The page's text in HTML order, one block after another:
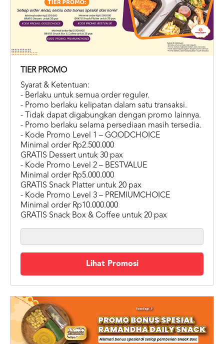
TIER PROMO
Syarat & Ketentuan:
- Berlaku untuk semua order reguler.
- Promo berlaku kelipatan dalam satu transaksi.
- Tidak dapat digabungkan dengan promo lainnya.
- Promo berlaku selama persediaan masih tersedia.
- Kode Promo Level 1 – GOODCHOICE
Minimal order Rp2.500.000
GRATIS Dessert untuk 30 pax
- Kode Promo Level 2 – BESTVALUE
Minimal order Rp5.000.000
GRATIS Snack Platter untuk 20 pax
- Kode Promo Level 3 – PREMIUMCHOICE
Minimal order Rp10.000.000
GRATIS Snack Box & Coffee untuk 20 pax
Lihat Promosi